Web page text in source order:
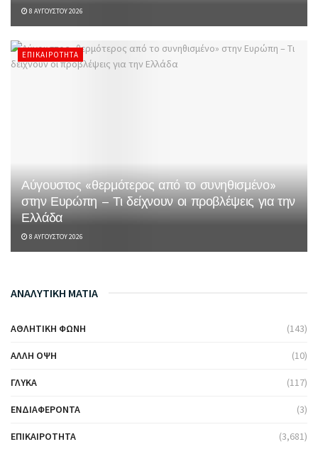
8 ΑΥΓΟΎΣΤΟΥ 2026
ΕΠΙΚΑΙΡΌΤΗΤΑ
Αύγουστος «θερμότερος από το συνηθισμένο»
στην Ευρώπη – Τι δείχνουν οι προβλέψεις για την
Ελλάδα
8 ΑΥΓΟΎΣΤΟΥ 2026
ΑΝΑΛΥΤΙΚΗ ΜΑΤΙΑ
ΑΘΛΗΤΙΚΉ ΦΩΝΉ (143)
ΆΛΛΗ ΌΨΗ (10)
ΓΛΥΚΆ (117)
ΕΝΔΙΑΦΈΡΟΝΤΑ (3)
ΕΠΙΚΑΙΡΌΤΗΤΑ (3,681)